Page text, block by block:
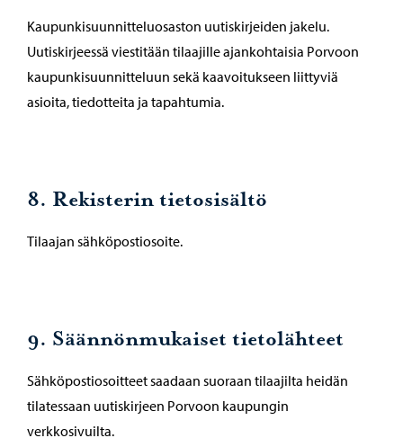
Kaupunkisuunnitteluosaston uutiskirjeiden jakelu.
Uutiskirjeessä viestitään tilaajille ajankohtaisia Porvoon
kaupunkisuunnitteluun sekä kaavoitukseen liittyviä
asioita, tiedotteita ja tapahtumia.
8. Rekisterin tietosisältö
Tilaajan sähköpostiosoite.
9. Säännönmukaiset tietolähteet
Sähköpostiosoitteet saadaan suoraan tilaajilta heidän
tilatessaan uutiskirjeen Porvoon kaupungin
verkkosivuilta.